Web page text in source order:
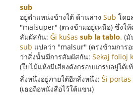
sub
อยู่ตำแหน่งข้างใต้ ด้านล่าง Sub โดย
"malsuper" (ตรงข้ามอยู่เหนือ) ซึ่งใ
สัมผัสกัน: Ĝi kuŝas sub la tablo. (มั
sub แปลว่า "malsur" (ตรงข้ามการ
ว่าสิ่งนั้นมีการสัมผัสกัน: Sekaj folioj
(ใบไม้แห้งมีเสียงดังกรอบแกรบอยู่ใต้เ
สิ่งหนึ่งอยู่ภายใต้อีกสิ่งหนึ่ง: Ŝi
(เธอถือหนังสือไว้ใต้แขน)